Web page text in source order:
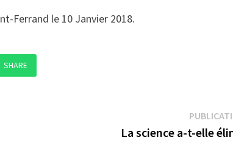
Ferrand le 10 Janvier 2018.
SHARE
La science a-t-elle